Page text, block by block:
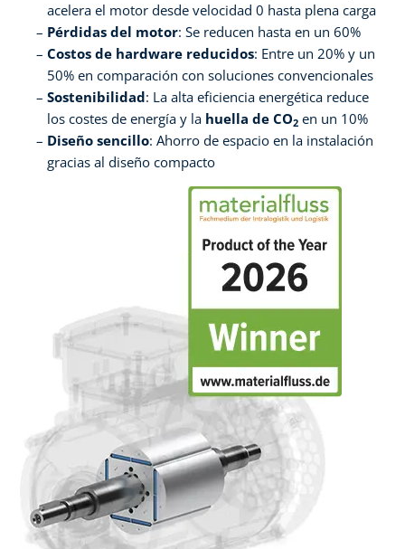
acelera el motor desde velocidad 0 hasta plena carga
Pérdidas del motor: Se reducen hasta en un 60%
Costos de hardware reducidos: Entre un 20% y un
50% en comparación con soluciones convencionales
Sostenibilidad: La alta eficiencia energética reduce
los costes de energía y la huella de CO2 en un 10%
Diseño sencillo: Ahorro de espacio en la instalación
gracias al diseño compacto